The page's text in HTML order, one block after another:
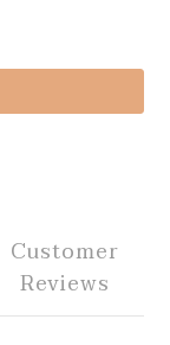
Customer
Reviews